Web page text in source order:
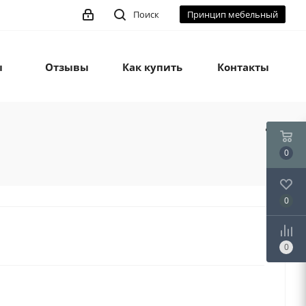
Принцип мебельный
Поиск
Отзывы Как купить Контакты
0
0
0